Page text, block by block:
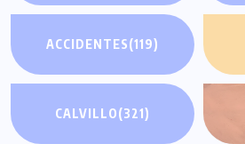
ACCIDENTES(119)
CALVILLO(321)